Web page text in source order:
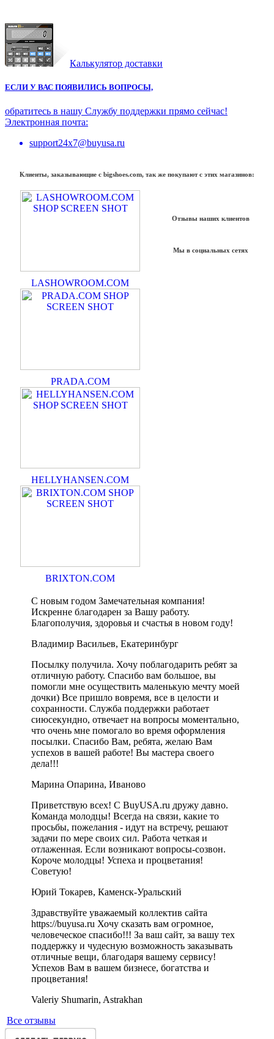
Калькулятор доставки
ЕСЛИ У ВАС ПОЯВИЛИСЬ ВОПРОСЫ,
обратитесь в нашу Службу поддержки прямо сейчас!
Электронная почта:
support24x7@buyusa.ru
Клиенты, заказывающие с bigshoes.com, так же покупают с этих магазинов:
LASHOWROOM.COM
PRADA.COM
HELLYHANSEN.COM
BRIXTON.COM
Отзывы наших клиентов
Мы в социальных сетях
С новым годом Замечательная компания!
Искренне благодарен за Вашу работу.
Благополучия, здоровья и счастья в новом году!
Владимир Васильев, Екатеринбург
Посылку получила. Хочу поблагодарить ребят за
отличную работу. Спасибо вам большое, вы
помогли мне осуществить маленькую мечту моей
дочки) Все пришло вовремя, все в целости и
сохранности. Служба поддержки работает
сиюсекундно, отвечает на вопросы моментально,
что очень мне помогало во время оформления
посылки. Спасибо Вам, ребята, желаю Вам
успехов в вашей работе! Вы мастера своего
дела!!!
Марина Опарина, Иваново
Приветствую всех! С BuyUSA.ru дружу давно.
Команда молодцы! Всегда на связи, какие то
просьбы, пожелания - идут на встречу, решают
задачи по мере своих сил. Работа четкая и
отлаженная. Если возникают вопросы-созвон.
Короче молодцы! Успеха и процветания!
Советую!
Юрий Токарев, Каменск-Уральский
Здравствуйте уважаемый коллектив сайта
https://buyusa.ru Хочу сказать вам огромное,
человеческое спасибо!!! За ваш сайт, за вашу тех
поддержку и чудесную возможность заказывать
отличные вещи, благодаря вашему сервису!
Успехов Вам в вашем бизнесе, богатства и
процветания!
Valeriy Shumarin, Astrakhan
Все отзывы